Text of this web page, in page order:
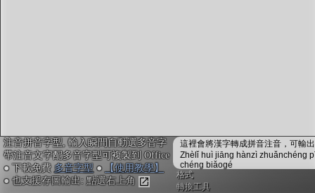
注音拼音字型, 輸入瞬間自動選多音字
帶注音文字配多音字型可複製到 Office
● 下載免費 多音字型 ●
【使用教學】
● 也支援存圖輸出: 點選右上角
這裡會將漢字轉成拼音注音，可輸
Zhèlǐ huì jiāng hànzì zhuǎnchéng
chéng biǎogé
格式
轉換工具